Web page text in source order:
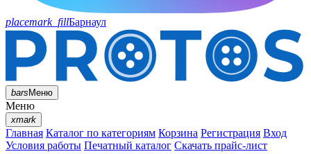
placemark_fillБарнаул
barsМеню
Меню
xmark
Главная Каталог по категориям Корзина Регистрация Вход
Условия работы Печатный каталог Скачать прайс-лист